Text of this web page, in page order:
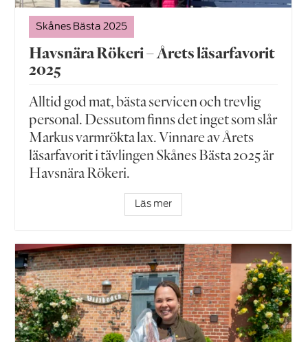
Skånes Bästa 2025
Havsnära Rökeri – Årets läsarfavorit
2025
Alltid god mat, bästa servicen och trevlig
personal. Dessutom finns det inget som slår
Markus varmrökta lax. Vinnare av Årets
läsarfavorit i tävlingen Skånes Bästa 2025 är
Havsnära Rökeri.
Läs mer